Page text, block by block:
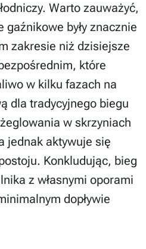
Warto zauważyć,
były znacznie
zakresie niż dzisiejsze
które
w kilku fazach na
dla tradycyjnego biegu
w skrzyniach
jednak aktywuje się
Konkludując, bieg
z własnymi oporami
dopływie